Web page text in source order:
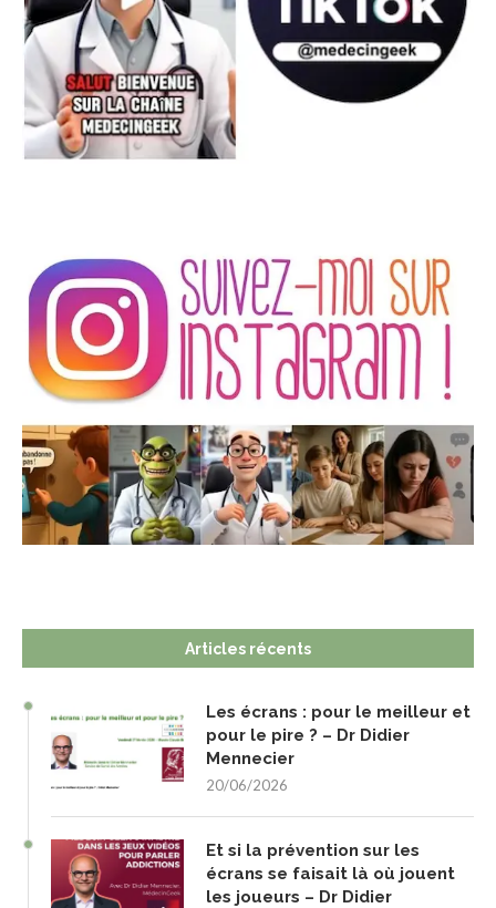
Articles récents
Les écrans : pour le meilleur et
pour le pire ? – Dr Didier
Mennecier
20/06/2026
Et si la prévention sur les
écrans se faisait là où jouent
les joueurs – Dr Didier